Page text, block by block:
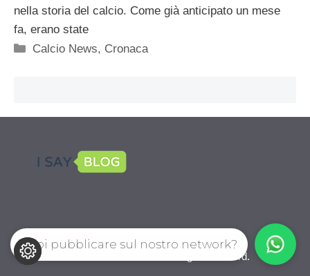
nella storia del calcio. Come già anticipato un mese
fa, erano state
Categorie
Calcio News, Cronaca
CalcioPro.com © 2026. All right reserverd.
Vuoi pubblicare sul nostro network?